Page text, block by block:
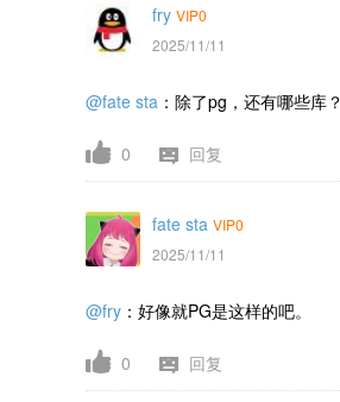
fry VIP0
2025/11/11
@fate sta ：除了pg，还有哪些库？
0 回复
fate sta VIP0
2025/11/11
@fry ：好像就PG是这样的吧。
0 回复